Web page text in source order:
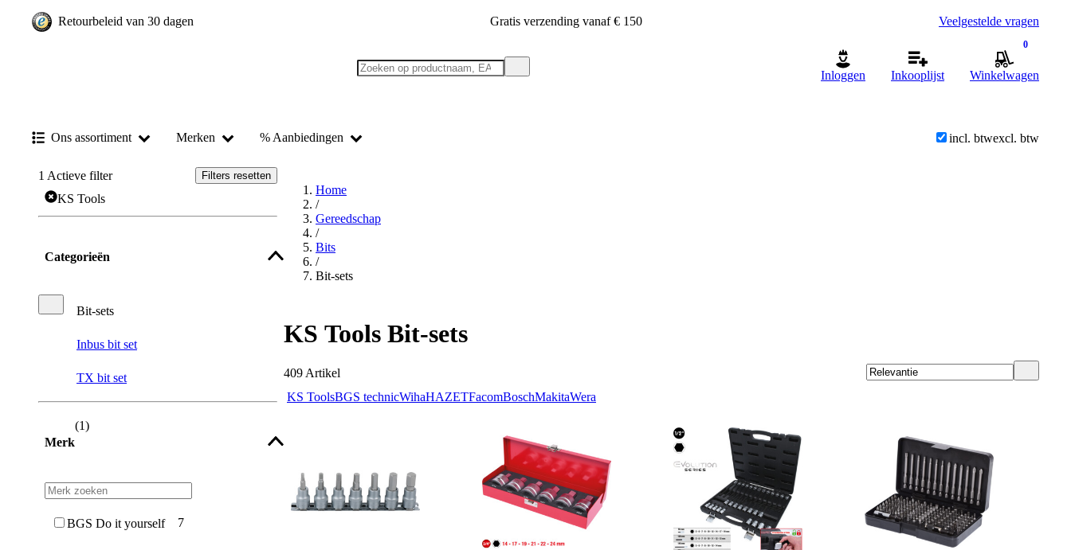
Retourbeleid van 30 dagen Gratis verzending vanaf € 150 Veelgestelde vragen
Inloggen Inkooplijst
0
Winkelwagen
Ons assortiment Merken % Aanbiedingen incl. btwexcl. btw
1 Actieve filter Filters resetten
KS Tools
Categorieën
Bit-sets
Inbus bit set
TX bit set
Merk
(1)
BGS Do it yourself 7
Home
/
Gereedschap
/
Bits
/
Bit-sets
KS Tools Bit-sets
409 Artikel
KS ToolsBGS technicWihaHAZETFacomBoschMakitaWera